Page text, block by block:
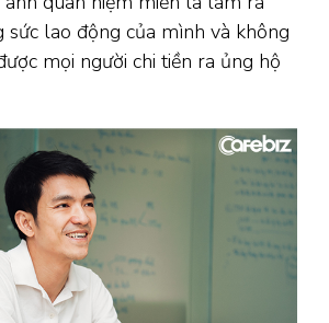
sức lao động của mình và không
mọi người chi tiền ra ủng hộ